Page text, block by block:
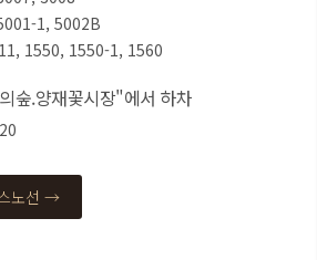
1, 5002B
1550, 1550-1, 1560
숲.양재꽃시장"에서 하차
노선 →